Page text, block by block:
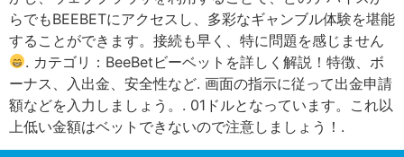
らでもBEEBETにアクセスし、多彩なギャンブル体験を堪能
することができます。接続も早く、特に問題を感じません
. カテゴリ：BeeBetビーベットを詳しく解説！特徴、ボ
ーナス、入出金、安全性など. 画面の指示に従って出金申請
額などを入力しましょう。. 01ドルとなっています。これ以
上低い金額はベットできないので注意しましょう！.